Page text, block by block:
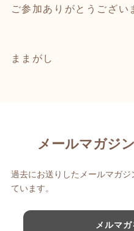
ご参加ありがとうござい
ままがし
メールマガジ
過去にお送りしたメールマガ
ています。
メルマ